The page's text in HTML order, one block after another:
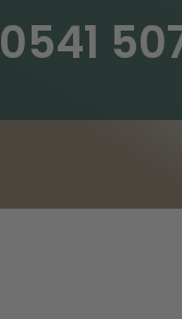
0541